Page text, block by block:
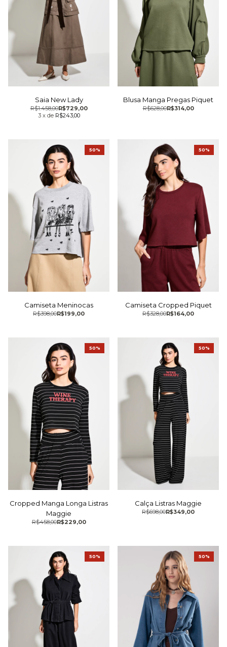
Saia New Lady
R$729,00
R$1.458,00
3 x de R$243,00
Blusa Manga Pregas Piquet
R$314,00
R$628,00
Camiseta Meninocas
R$199,00
R$398,00
50%
Camiseta Cropped Piquet
R$164,00
R$328,00
50%
Cropped Manga Longa Listras
Maggie
R$229,00
R$458,00
50%
Calça Listras Maggie
R$349,00
R$698,00
50%
50% 50%